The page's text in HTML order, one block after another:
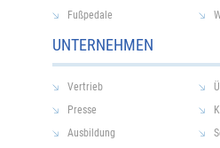
UNTERNEHMEN
Fußpedale
Vertrieb
Presse
Ausbildung